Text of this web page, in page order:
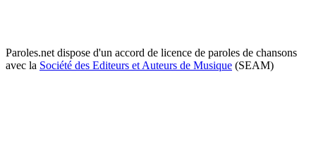
Paroles.net dispose d'un accord de licence de paroles de chansons
avec la Société des Editeurs et Auteurs de Musique (SEAM)